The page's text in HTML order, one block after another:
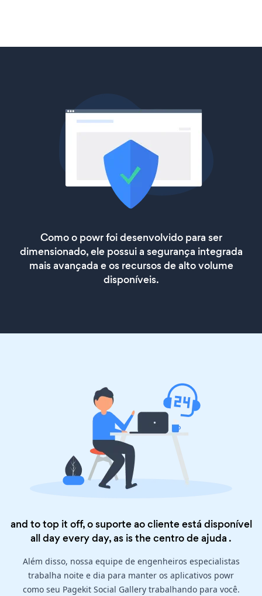
Como o powr foi desenvolvido para ser
dimensionado, ele possui a segurança integrada
mais avançada e os recursos de alto volume
disponíveis.
and to top it off, o suporte ao cliente está disponível
all day every day, as is thecentro de ajuda .
Além disso, nossa equipe de engenheiros especialistas
trabalha noite e dia para manter os aplicativos powr
como seu Pagekit Social Gallery trabalhando para você.